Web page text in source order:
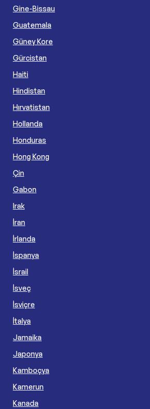
Gine-Bissau
Guatemala
Güney Kore
Gürcistan
Haiti
Hindistan
Hırvatistan
Hollanda
Honduras
Hong Kong
Çin
Gabon
Irak
İran
İrlanda
İspanya
İsrail
İsveç
İsviçre
İtalya
Jamaika
Japonya
Kamboçya
Kamerun
Kanada